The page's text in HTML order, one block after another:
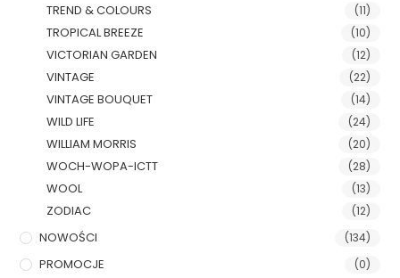
TREND & COLOURS (11)
TROPICAL BREEZE (10)
VICTORIAN GARDEN (12)
VINTAGE (22)
VINTAGE BOUQUET (14)
WILD LIFE (24)
WILLIAM MORRIS (20)
WOCH-WOPA-ICTT (28)
WOOL (13)
ZODIAC (12)
NOWOŚCI (134)
PROMOCJE (0)